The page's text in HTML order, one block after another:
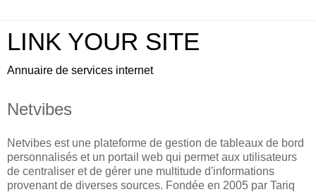
LINK YOUR SITE
Annuaire de services internet
Netvibes
Netvibes est une plateforme de gestion de tableaux de bord
personnalisés et un portail web qui permet aux utilisateurs
de centraliser et de gérer une multitude d'informations
provenant de diverses sources. Fondée en 2005 par Tariq